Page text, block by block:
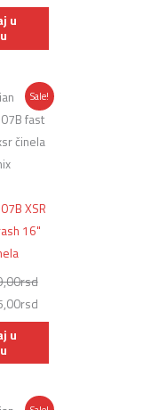
u
XSR
16"
Sale!
rsd
rsd
Trenutna
cena
je:
u